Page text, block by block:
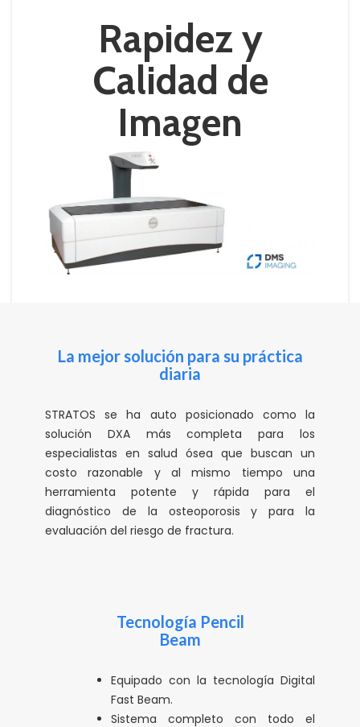
Rapidez y
Calidad de
Imagen
La mejor solución para su práctica
diaria
STRATOS se ha auto posicionado como la
solución DXA más completa para los
especialistas en salud ósea que buscan un
costo razonable y al mismo tiempo una
herramienta potente y rápida para el
diagnóstico de la osteoporosis y para la
evaluación del riesgo de fractura.
Tecnología Pencil
Beam
Equipado con la tecnología Digital
Fast Beam.
Sistema completo con todo el